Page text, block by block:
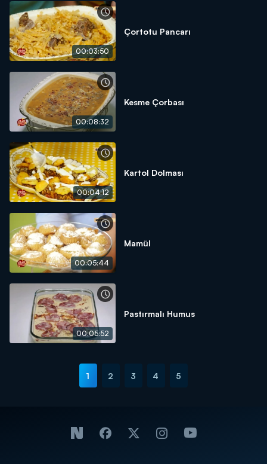
00:03:50
Çortotu Pancarı
00:08:32
Kesme Çorbası
00:04:12
Kartol Dolması
00:05:44
Mamül
00:05:52
Pastırmalı Humus
1 2 3 4 5